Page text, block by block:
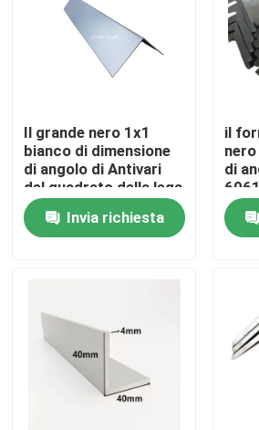
Video
Fatory Tour
Controllo di qualità
Bobina di alluminio di
Bobina di alluminio rivestita di
Il grande nero 1x1
bianco di dimensione
di angolo di Antivari
del quadrato della lega
di alluminio a 2 pollici
di attivitàInvia richiesta
il
di